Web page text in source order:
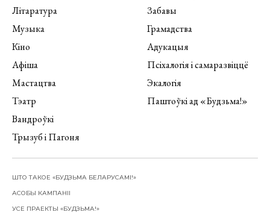
Літаратура
Музыка
Кіно
Афіша
Мастацтва
Тэатр
Вандроўкі
Трызуб і Пагоня
Забавы
Грамадства
Адукацыя
Псіхалогія і самаразвіццё
Экалогія
Паштоўкі ад «Будзьма!»
ШТО ТАКОЕ «БУДЗЬМА БЕЛАРУСАМІ!»
АСОБЫ КАМПАНІІ
УСЕ ПРАЕКТЫ «БУДЗЬМА!»